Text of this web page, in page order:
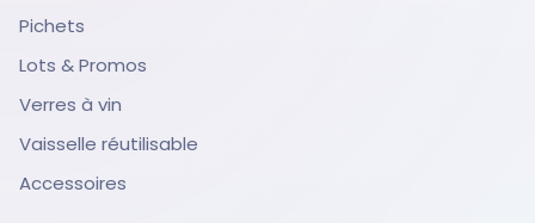
Pichets
Lots & Promos
Verres à vin
Vaisselle réutilisable
Accessoires